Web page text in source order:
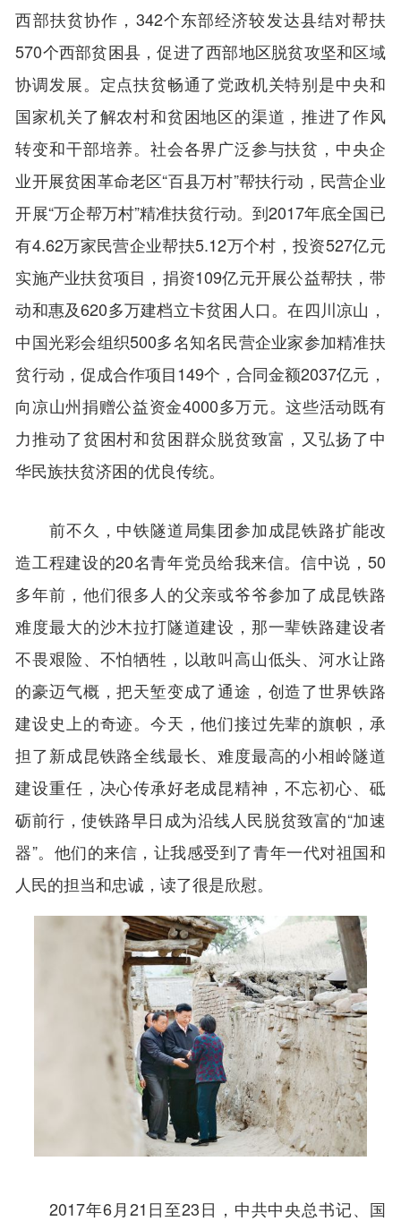
西部扶贫协作，342个东部经济较发达县结对帮扶
570个西部贫困县，促进了西部地区脱贫攻坚和区域
协调发展。定点扶贫畅通了党政机关特别是中央和
国家机关了解农村和贫困地区的渠道，推进了作风
转变和干部培养。社会各界广泛参与扶贫，中央企
业开展贫困革命老区“百县万村”帮扶行动，民营企业
开展“万企帮万村”精准扶贫行动。到2017年底全国已
有4.62万家民营企业帮扶5.12万个村，投资527亿元
实施产业扶贫项目，捐资109亿元开展公益帮扶，带
动和惠及620多万建档立卡贫困人口。在四川凉山，
中国光彩会组织500多名知名民营企业家参加精准扶
贫行动，促成合作项目149个，合同金额2037亿元，
向凉山州捐赠公益资金4000多万元。这些活动既有
力推动了贫困村和贫困群众脱贫致富，又弘扬了中
华民族扶贫济困的优良传统。
前不久，中铁隧道局集团参加成昆铁路扩能改
造工程建设的20名青年党员给我来信。信中说，50
多年前，他们很多人的父亲或爷爷参加了成昆铁路
难度最大的沙木拉打隧道建设，那一辈铁路建设者
不畏艰险、不怕牺牲，以敢叫高山低头、河水让路
的豪迈气概，把天堑变成了通途，创造了世界铁路
建设史上的奇迹。今天，他们接过先辈的旗帜，承
担了新成昆铁路全线最长、难度最高的小相岭隧道
建设重任，决心传承好老成昆精神，不忘初心、砥
砺前行，使铁路早日成为沿线人民脱贫致富的“加速
器”。他们的来信，让我感受到了青年一代对祖国和
人民的担当和忠诚，读了很是欣慰。
2017年6月21日至23日，中共中央总书记、国